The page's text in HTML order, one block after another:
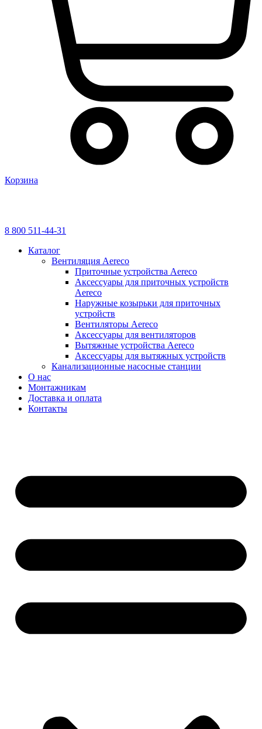
Корзина
8 800 511-44-31
Каталог
Вентиляция Aereco
Приточные устройства Aereco
Аксессуары для приточных устройств
Aereco
Наружные козырьки для приточных
устройств
Вентиляторы Aereco
Аксессуары для вентиляторов
Вытяжные устройства Aereco
Аксессуары для вытяжных устройств
Канализационные насосные станции
О нас
Монтажникам
Доставка и оплата
Контакты